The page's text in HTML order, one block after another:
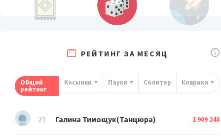
РЕЙТИНГ ЗА МЕСЯЦ
Общий
рейтинг
Косынки Пауки Солитер Коврики
21 Галина Тимощук(Танцюра) 1 909 248